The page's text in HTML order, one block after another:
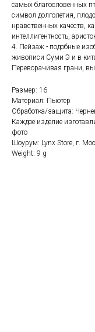
самых благословенных
символ долголетия,
нравственных качеств,
интеллигентность,
4. Пейзаж - подобные
живописи Суми Э и в
Переворачивая грани, вы
Размер: 16
Материал: Пьютер
Обработка/защита:
Каждое изделие
фото
Шоурум: Lynx Store, г.
Weight: 9 g